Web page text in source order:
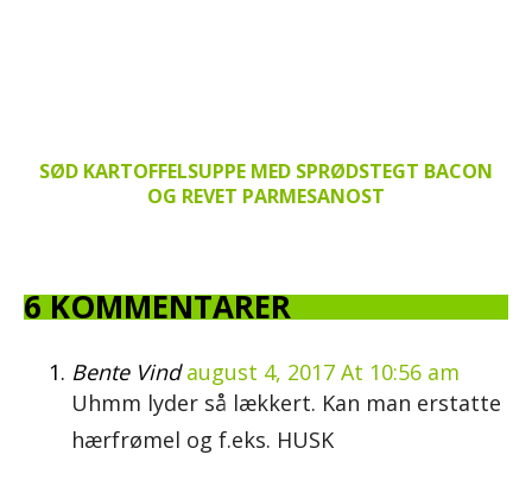
SØD KARTOFFELSUPPE MED SPRØDSTEGT BACON
OG REVET PARMESANOST
6 KOMMENTARER
Bente Vind august 4, 2017 At 10:56 am
Uhmm lyder så lækkert. Kan man erstatte
hærfrømel og f.eks. HUSK